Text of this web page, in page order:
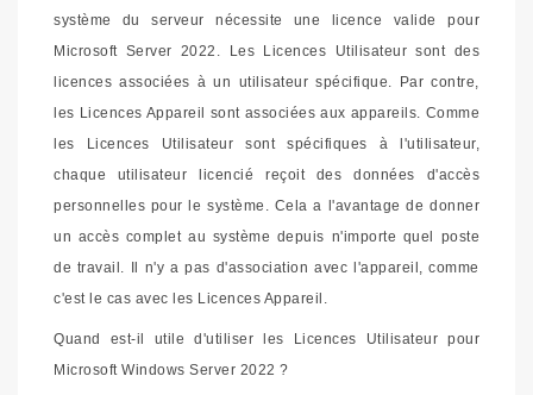
système du serveur nécessite une licence valide pour
Microsoft Server 2022. Les Licences Utilisateur sont des
licences associées à un utilisateur spécifique. Par contre,
les Licences Appareil sont associées aux appareils. Comme
les Licences Utilisateur sont spécifiques à l'utilisateur,
chaque utilisateur licencié reçoit des données d'accès
personnelles pour le système. Cela a l'avantage de donner
un accès complet au système depuis n'importe quel poste
de travail. Il n'y a pas d'association avec l'appareil, comme
c'est le cas avec les Licences Appareil.
Quand est-il utile d'utiliser les Licences Utilisateur pour
Microsoft Windows Server 2022 ?